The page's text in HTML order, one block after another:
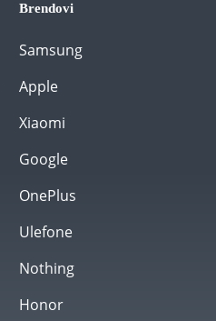
Brendovi
Samsung
Apple
Xiaomi
Google
OnePlus
Ulefone
Nothing
Honor